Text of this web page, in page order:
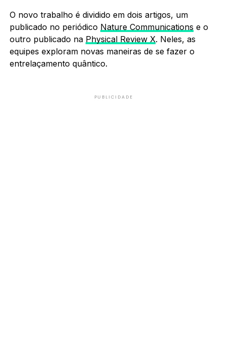
O novo trabalho é dividido em dois artigos, um
publicado no periódico Nature Communications e o
outro publicado na Physical Review X. Neles, as
equipes exploram novas maneiras de se fazer o
entrelaçamento quântico.
PUBLICIDADE